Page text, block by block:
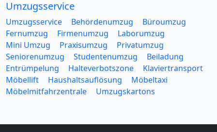
Umzugsservice
Umzugsservice Behördenumzug
Büroumzug
Fernumzug
Firmenumzug
Laborumzug
Mini Umzug
Praxisumzug
Privatumzug
Seniorenumzug
Studentenumzug
Beiladung
Entrümpelung
Halteverbotszone
Klaviertransport
Möbellift
Haushaltsauflösung
Möbeltaxi
Möbelmitfahrzentrale
Umzugskartons